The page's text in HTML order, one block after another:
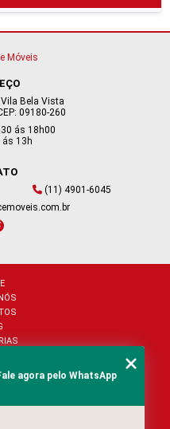
Bela Vista
09180-260
ás 18h00
ás 13h
(11) 4901-6045
SITE
agora pelo WhatsApp